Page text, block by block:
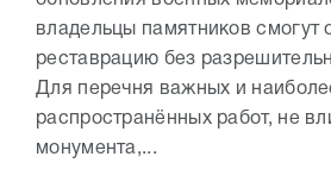
владельцы памятников смогут
реставрацию без
Для перечня важных и
распространённых работ, не
монумента,...